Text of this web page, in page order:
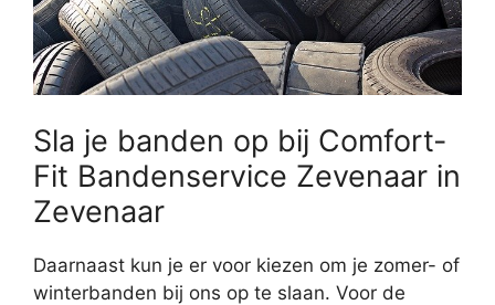
Sla je banden op bij Comfort-
Fit Bandenservice Zevenaar in
Zevenaar
Daarnaast kun je er voor kiezen om je zomer- of
winterbanden bij ons op te slaan. Voor de